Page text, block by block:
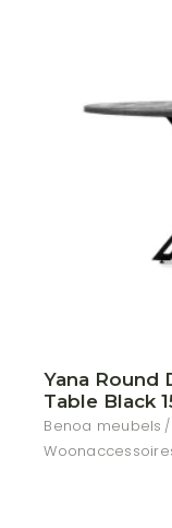
Yana Round
Table Black
Benoa meubels